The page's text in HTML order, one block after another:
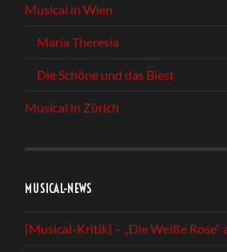
Musical in Wien
Maria Theresia
Die Schöne und das Biest
Musical in Zürich
MUSICAL-NEWS
[Musical-Kritik] – „Die Weiße Rose“